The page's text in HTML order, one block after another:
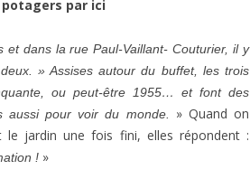
par ici
et dans la rue Paul-Vaillant- Couturier, il y
» Assises autour du buffet, les trois
ou peut-être 1955… et font des
pour voir du monde.
» Quand on
le jardin une fois fini, elles répondent :
! »